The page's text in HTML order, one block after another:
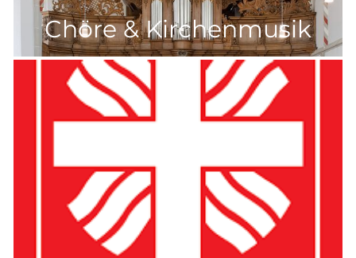
Chöre & Kirchenmusik